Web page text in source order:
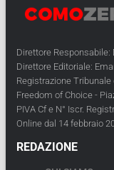
Direttore Responsabile:
Direttore Editoriale:
Registrazione
Freedom of Choice -
PIVA Cf e N° Iscr.
Online dal 14 febbraio
REDAZIONE